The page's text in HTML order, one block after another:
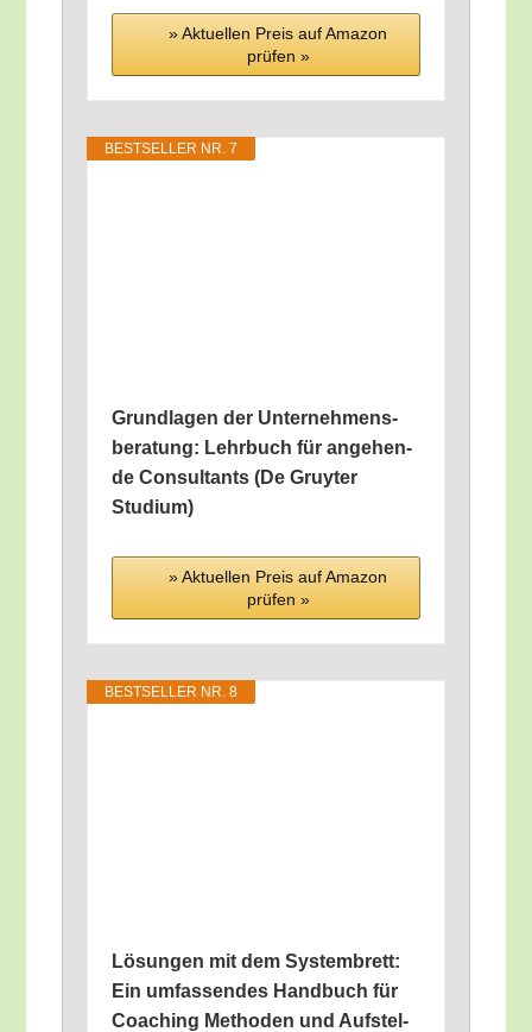
» Aktu­el­len Preis auf Ama­zon
prü­fen »
BEST­SEL­LER NR. 7
Grund­la­gen der Unter­neh­mens­
be­ra­tung: Lehr­buch für ange­hen­
de Con­sul­tants (De Gruy­ter
Studium)
» Aktu­el­len Preis auf Ama­zon
prü­fen »
BEST­SEL­LER NR. 8
Lösun­gen mit dem Sys­tem­brett:
Ein umfas­sen­des Hand­buch für
Coa­ching Metho­den und Auf­stel­